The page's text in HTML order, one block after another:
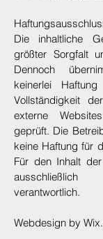
Die inhaltliche
größter Sorgfalt
Dennoch
keinerlei
Vollständigkeit
externe
geprüft. Die
keine Haftung für
Für den Inhalt
verantwortlich.
Webdesign by